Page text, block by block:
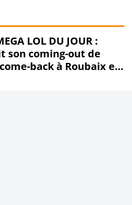
LOL DU JOUR :
son coming-out de
back à Roubaix en